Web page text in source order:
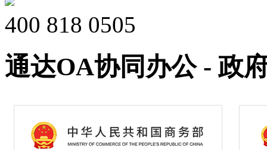
400 818 0505
通达OA协同办公 - 政